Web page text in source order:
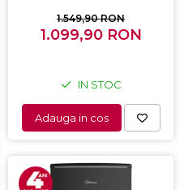
Iluminare LED, Picioare
ajustabile, Usi reversibile,
1.549,90 RON
1.099,90 RON
IN STOC
Adauga in cos